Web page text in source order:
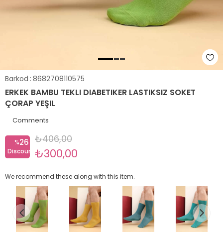
Barkod : 8682708110575
ERKEK BAMBU TEKLI DIABETIKER LASTIKSIZ SOKET
ÇORAP YEŞIL
Comments
%26
Discount
₺406,00
₺300,00
We recommend these along with this item.